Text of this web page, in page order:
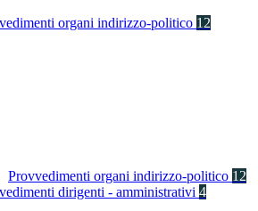
organi indirizzo-politico 12
Provvedimenti organi indirizzo-politico 12
dirigenti - amministrativi 4